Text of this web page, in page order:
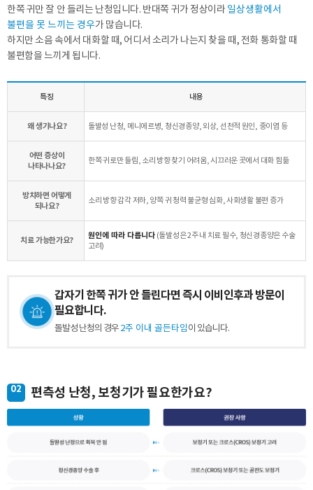
한쪽 귀만 잘 안 들리는 난청입니다. 반대쪽 귀가 정상이라 일상생활에서
불편을 못 느끼는 경우가 많습니다.
하지만 소음 속에서 대화할 때, 어디서 소리가 나는지 찾을 때, 전화 통화할 때
불편함을 느끼게 됩니다.
특징 내용
왜 생기나요? 돌발성 난청, 메니에르병, 청신경종양, 외상, 선천적 원인, 중이염 등
어떤 증상이
나타나나요?
한쪽 귀로만 들림, 소리 방향 찾기 어려움, 시끄러운 곳에서 대화 힘듦
방치하면 어떻게
되나요?
소리 방향 감각 저하, 양쪽 귀 청력 불균형 심화, 사회생활 불편 증가
치료 가능한가요?
원인에 따라 다릅니다 (돌발성은 2주 내 치료 필수, 청신경종양은 수술
고려)
갑자기 한쪽 귀가 안 들린다면 즉시 이비인후과 방문이
필요합니다.
돌발성 난청의 경우 2주 이내 골든타임 이 있습니다.
02 편측성 난청, 보청기가 필요한가요?